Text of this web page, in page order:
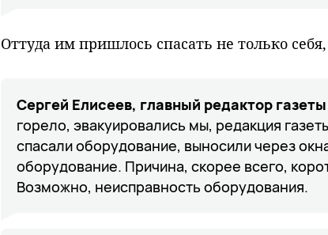
Оттуда им пришлось спасать не только
Сергей Елисеев, главный редактор
горело, эвакуировались мы, редакция
спасали оборудование, выносили через
оборудование. Причина, скорее всего,
Возможно, неисправность оборудования.